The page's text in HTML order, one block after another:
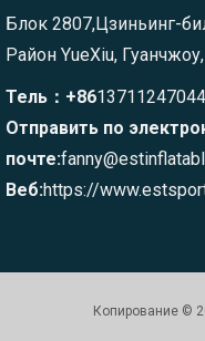
Блок 2807,Цзиньинг-
Район YueXiu,
Тель：+8613711247044
Отправить по
почте:
Веб:https://
Копирование ©